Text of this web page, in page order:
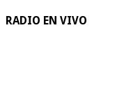
RADIO EN VIVO